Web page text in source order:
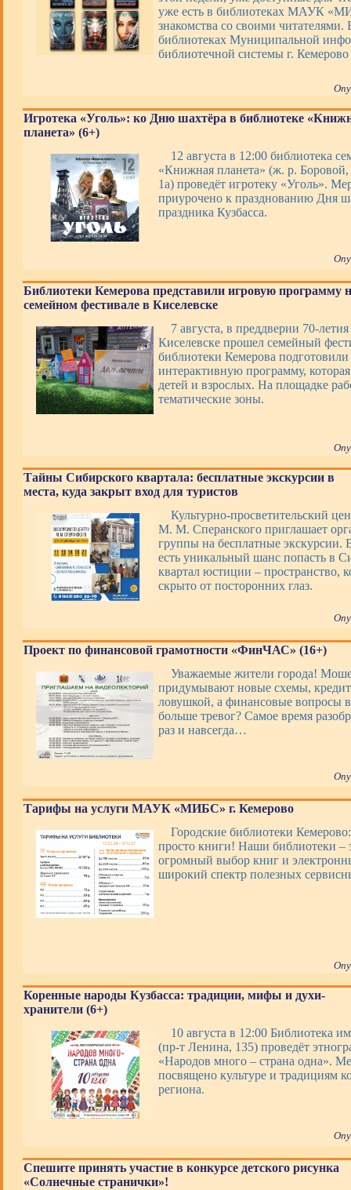
уже есть в библиотеках МАУК
знакомства со своими читателями.
библиотеках Муниципальной
библиотечной системы г. Кемерово
Игротека «Уголь»: ко Дню шахтёра в библиотеке
планета» (6+)
12 августа в 12:00 библиотека
«Книжная планета» (ж. р. Боровой,
1а) проведёт игротеку «Уголь».
приурочено к празднованию Дня
праздника Кузбасса.
Библиотеки Кемерова представили игровую программу
семейном фестивале в Киселевске
7 августа, в преддверии 70-
Киселевске прошел семейный
библиотеки Кемерова подготовили
интерактивную программу,
детей и взрослых. На площадке
тематические зоны.
Тайны Сибирского квартала: бесплатные экскурсии в
места, куда закрыт вход для туристов
Культурно-просветительский
М. М. Сперанского приглашает
группы на бесплатные экскурсии.
есть уникальный шанс попасть в
квартал юстиции – пространство,
скрыто от посторонних глаз.
Проект по финансовой грамотности «ФинЧАС» (16+)
Уважаемые жители города!
придумывают новые схемы,
ловушкой, а финансовые вопросы
больше тревог? Самое время
раз и навсегда…
Тарифы на услуги МАУК «МИБС» г. Кемерово
Городские библиотеки
просто книги! Наши библиотеки –
огромный выбор книг и
широкий спектр полезных
Коренные народы Кузбасса: традиции, мифы и духи-
хранители (6+)
10 августа в 12:00 Библиотека
(пр-т Ленина, 135) проведёт
«Народов много – страна одна».
посвящено культуре и традициям
региона.
Спешите принять участие в конкурсе детского рисунка
«Солнечные странички»!